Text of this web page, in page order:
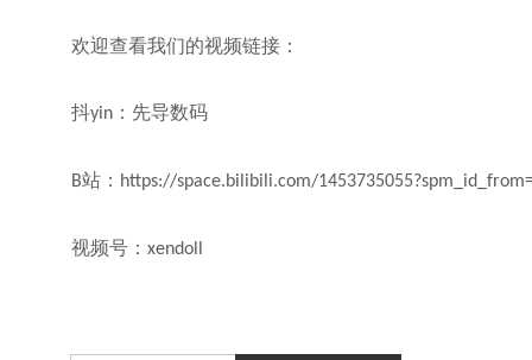
欢迎查看我们的视频链接：
抖yin ：先导数码
B站： https://space.bilibili.com/
视频号： xendoll